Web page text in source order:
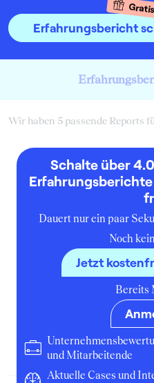
Erfahrungsbericht
Wir haben 5 passende Reports
J.P. Morgan
April 2020
Schalte über
Dauert nur ein paar
Noch
Jetzt
Bereits
und Mitarbeitende
Aktuelle Cases und